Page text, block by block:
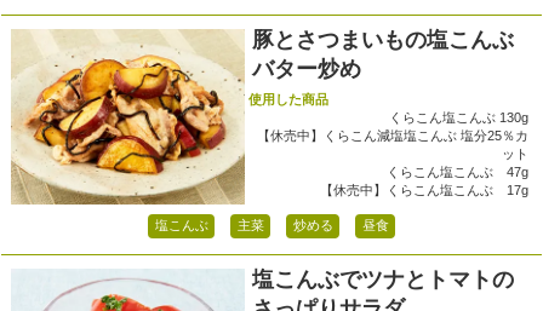
豚とさつまいもの塩こんぶ
バター炒め
使用した商品
くらこん塩こんぶ 130g
【休売中】くらこん減塩塩こんぶ 塩分25％カ
ット
くらこん塩こんぶ 47g
【休売中】くらこん塩こんぶ 17g
塩こんぶ 主菜 炒める 昼食
塩こんぶでツナとトマトの